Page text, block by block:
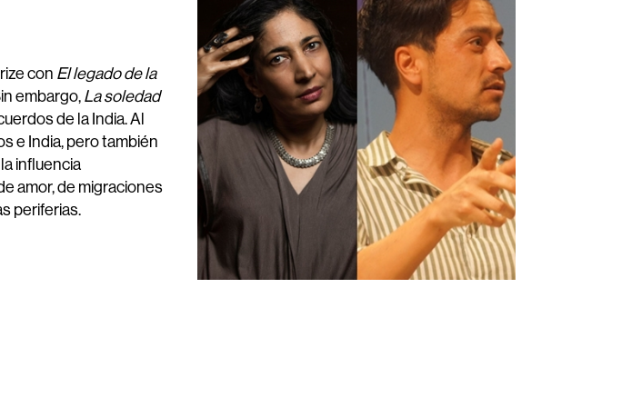
con El legado de la
embargo,La soledad
de la India. Al
e India, pero también
influencia
amor, de migraciones
periferias.